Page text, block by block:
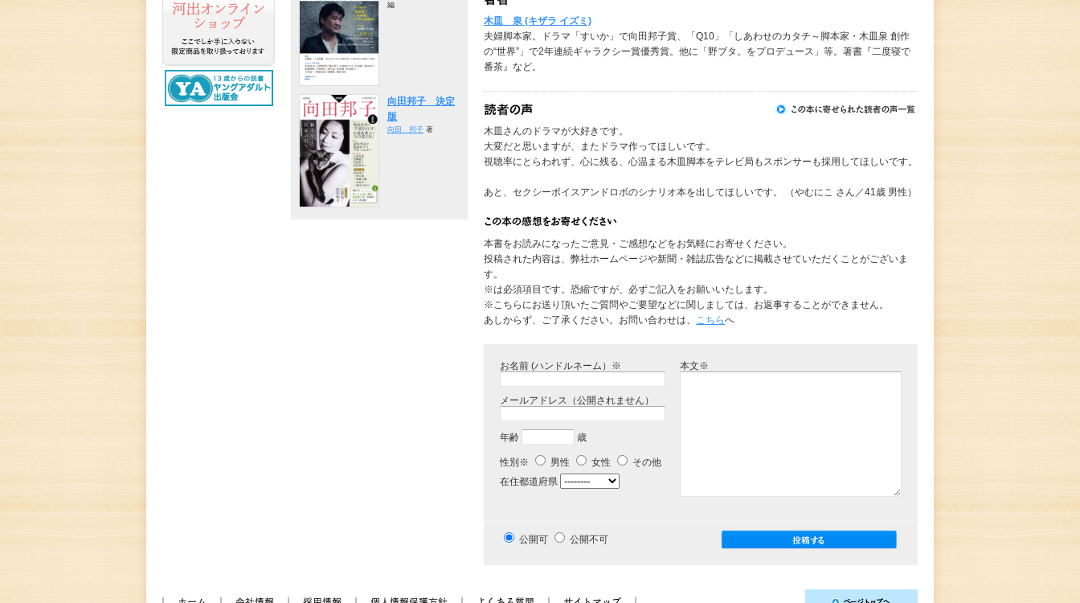
木皿 泉 (キザラ イズミ)
夫婦脚本家。ドラマ「すいか」で向田邦子賞、「Q10」「しあわせのカタチ～脚本家・木皿泉 創作
の“世界”」で2年連続ギャラクシー賞優秀賞。他に「野ブタ。をプロデュース」等。著書『二度寝で
番茶』など。
木皿さんのドラマが大好きです。
大変だと思いますが、またドラマ作ってほしいです。
視聴率にとらわれず、心に残る、心温まる木皿脚本をテレビ局もスポンサーも採用してほしいです。
あと、セクシーボイスアンドロボのシナリオ本を出してほしいです。 （やむにこ さん／41歳 男性）
本書をお読みになったご意見・ご感想などをお気軽にお寄せください。
投稿された内容は、弊社ホームページや新聞・雑誌広告などに掲載させていただくことがございま
す。
※は必須項目です。恐縮ですが、必ずご記入をお願いいたします。
※こちらにお送り頂いたご質問やご要望などに関しましては、お返事することができません。
あしからず、ご了承ください。お問い合わせは、 こちらへ
お名前 (ハンドルネーム）※
メールアドレス（公開されません）
年齢 歳
性別※ 男性 女性
その他
在住都道府県
本文※
公開可 公開不可
編
向田邦子 決定
版
向田 邦子 著